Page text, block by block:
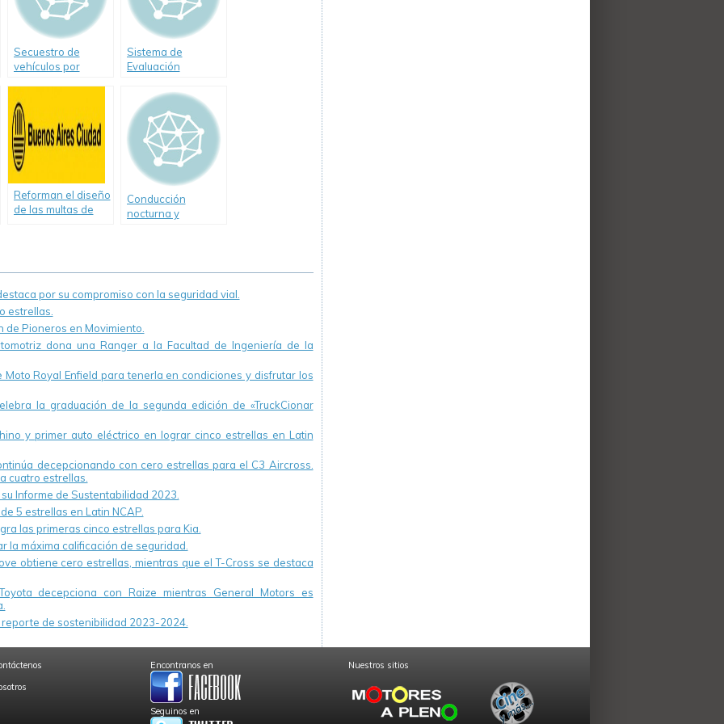
Secuestro de
vehículos por
Sistema de
Evaluación
Conductores
Reforman el diseño
de las multas de
Conducción
nocturna y
por su compromiso con la seguridad vial.
estrellas.
Pioneros en Movimiento.
dona una Ranger a la Facultad de Ingeniería de la
Royal Enfield para tenerla en condiciones y disfrutar los
la graduación de la segunda edición de «TruckCionar
y primer auto eléctrico en lograr cinco estrellas en Latin
decepcionando con cero estrellas para el C3 Aircross.
cuatro estrellas.
Informe de Sustentabilidad 2023.
5 estrellas en Latin NCAP.
las primeras cinco estrellas para Kia.
la máxima calificación de seguridad.
obtiene cero estrellas, mientras que el T-Cross se destaca
decepciona con Raize mientras General Motors es
de sostenibilidad 2023-2024.
Encontranos en
Seguinos en
Nuestros sitios